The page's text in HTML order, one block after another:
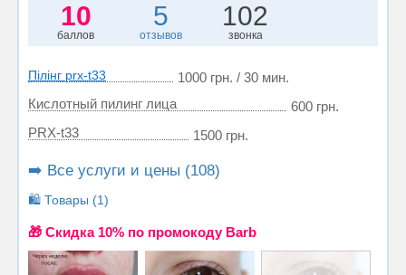
10
баллов
5
отзывов
102
звонка
Пілінг prx-t33
1000 грн. / 30 мин.
Кислотный пилинг лица
600 грн.
PRX-t33
1500 грн.
➡️ Все услуги и цены (108)
🛍️ Товары (1)
🎁 Cкидка 10% по промокоду Barb